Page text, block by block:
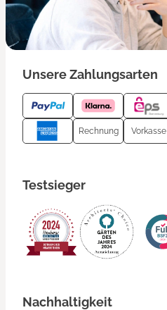
Unsere Zahlungsarten
Rechnung Vorkasse
Testsieger
Nachhaltigkeit